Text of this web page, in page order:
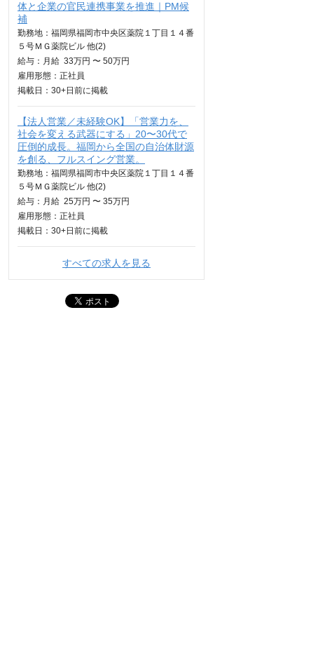
体と企業の官民連携事業を推進｜PM候
補
勤務地：福岡県福岡市中央区薬院１丁目１４番
５号ＭＧ薬院ビル 他(2)
給与： 月給 33万円 〜 50万円
雇用形態：正社員
掲載日： 30+日 前に掲載
【法人営業／未経験OK】「営業力を、
社会を変える武器にする」20〜30代で
圧倒的成長。福岡から全国の自治体財源
を創る、フルスイング営業。
勤務地：福岡県福岡市中央区薬院１丁目１４番
５号ＭＧ薬院ビル 他(2)
給与： 月給 25万円 〜 35万円
雇用形態：正社員
掲載日： 30+日 前に掲載
すべての求人を見る